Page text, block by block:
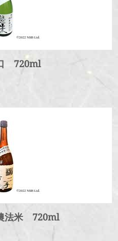
720ml
法米 720ml